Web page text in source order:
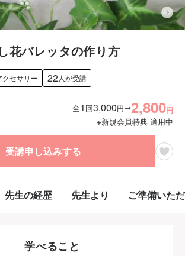
花バレッタの作り方
クセサリー 22人が受講
全1 回3,000円→2,800円
※新規会員特典 適用中
受講申し込みする
先生の経歴 先生より ご準備いた
学べること